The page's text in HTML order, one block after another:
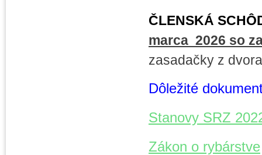
ČLENSKÁ
marca 2026 so
zasadačky z
Dôležité
Stanovy SRZ
Zákon o rybárstve